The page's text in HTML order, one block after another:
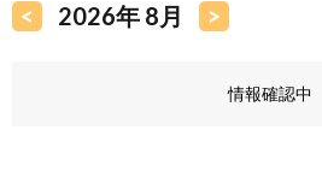
< 2026年 8月 >
情報確認中